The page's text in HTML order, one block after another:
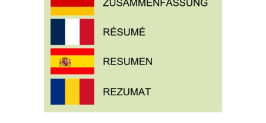
PRATI ARMATI®: la
NATURA che SALVA SE
STESSA